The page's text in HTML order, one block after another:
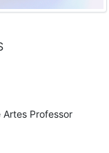
Artes Professor